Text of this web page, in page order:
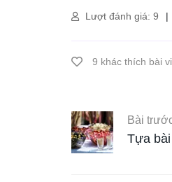
Lượt đánh giá: 9
9 khác thích bài
Bài
Tựa